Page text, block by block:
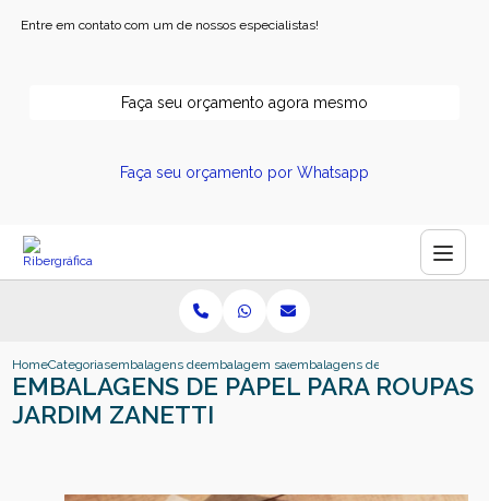
Entre em contato com um de nossos especialistas!
Faça seu orçamento agora mesmo
Faça seu orçamento por Whatsapp
HomeCategoriasembalagens de papelembalagem sacola de papelembalagens de papel para
EMBALAGENS DE PAPEL PARA ROUPAS
JARDIM ZANETTI